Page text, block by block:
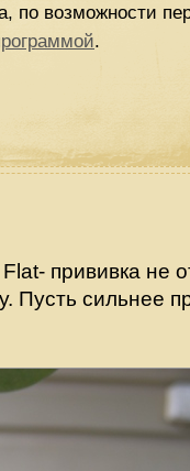
по возможности
.
прививка не
Пусть сильнее